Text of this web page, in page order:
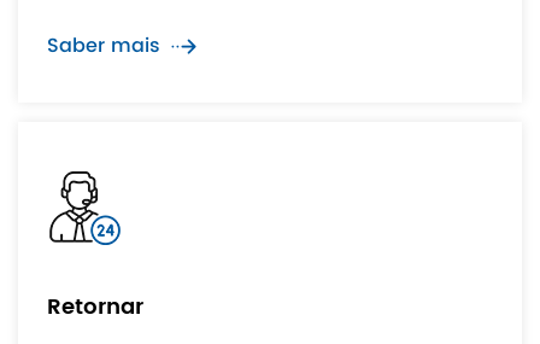
rastreamento Forneceremos a você a logística
Saber mais
Retornar